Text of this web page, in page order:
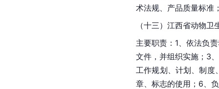
术法规、产品质量标准
（十三）江西省动物卫
主要职责：1、依法负
文件，并组织实施；3
工作规划、计划、制度
章、标志的使用；6、